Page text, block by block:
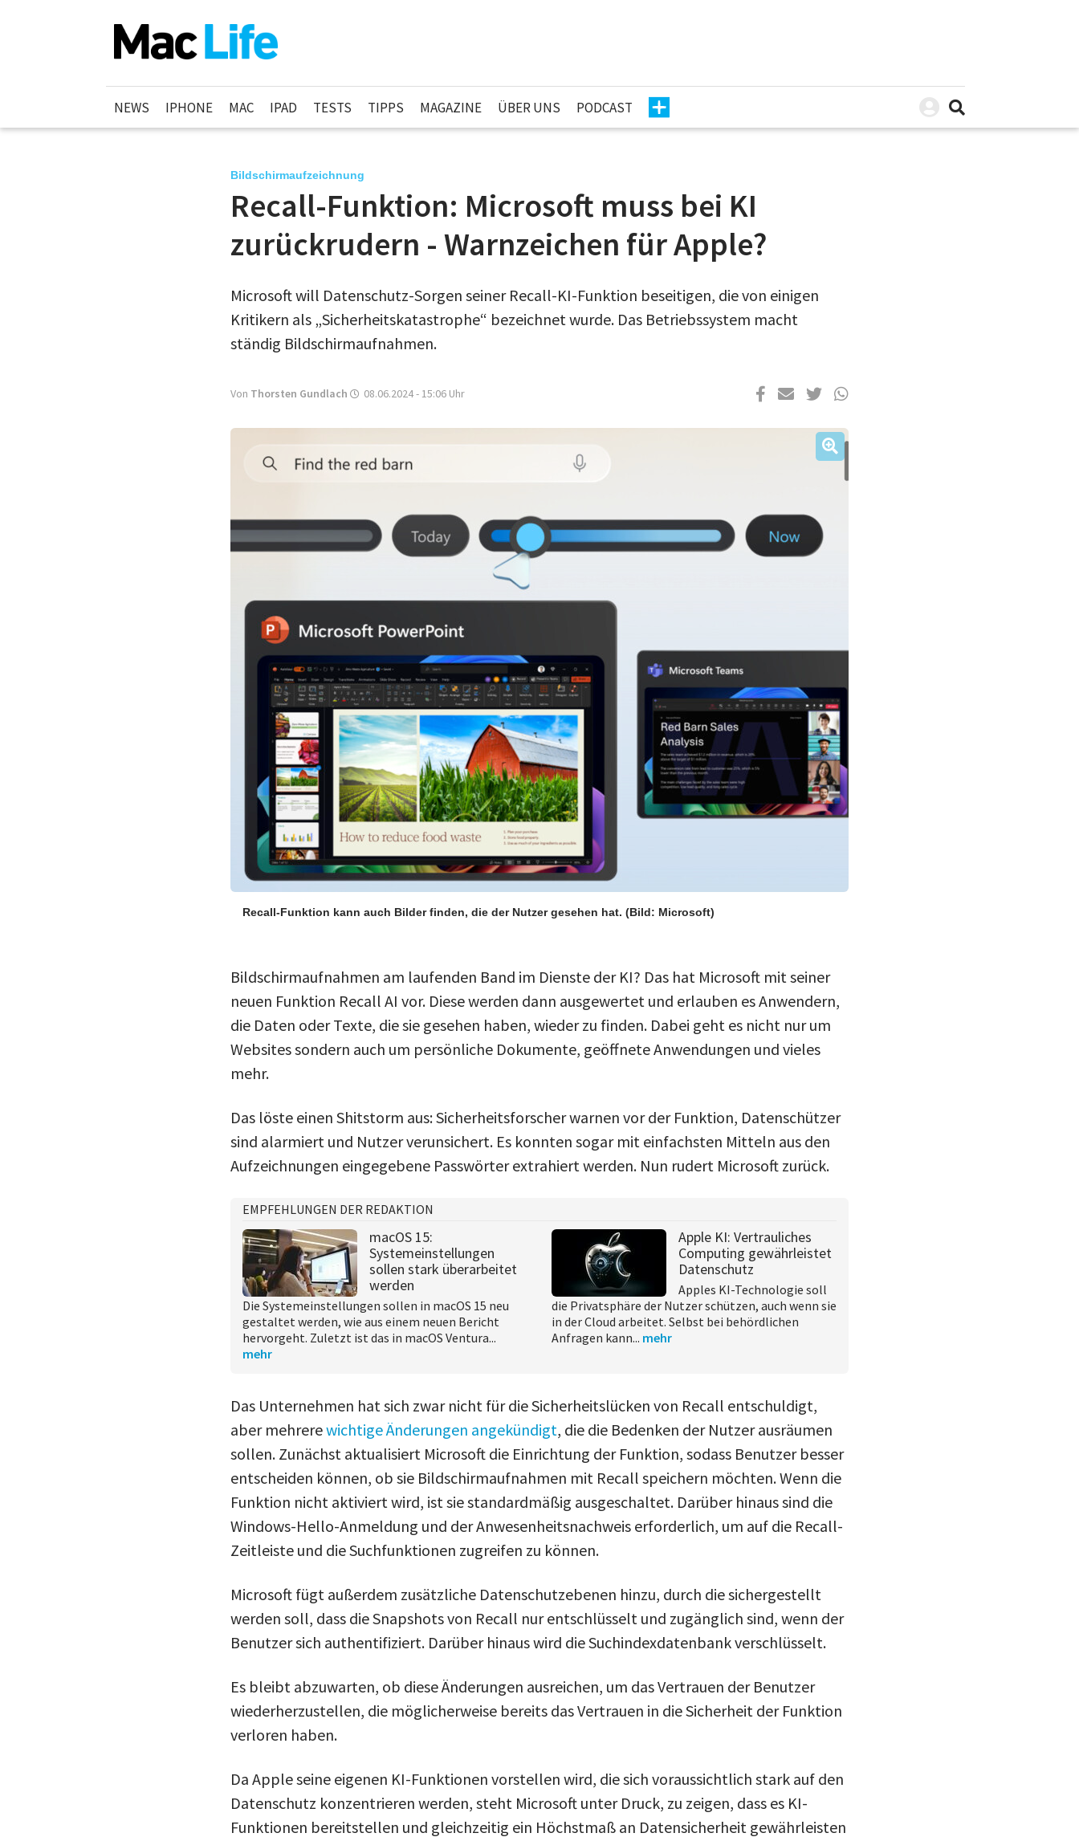
NEWS IPHONE MAC IPAD TESTS TIPPS MAGAZINE ÜBER UNS PODCAST
Bildschirmaufzeichnung
Recall-Funktion: Microsoft muss bei KI
zurückrudern - Warnzeichen für Apple?
Microsoft will Datenschutz-Sorgen seiner Recall-KI-Funktion beseitigen, die von einigen
Kritikern als „Sicherheitskatastrophe“ bezeichnet wurde. Das Betriebssystem macht
ständig Bildschirmaufnahmen.
Von Thorsten Gundlach 08.06.2024 - 15:06 Uhr
Recall-Funktion kann auch Bilder finden, die der Nutzer gesehen hat. (Bild: Microsoft)
Bildschirmaufnahmen am laufenden Band im Dienste der KI? Das hat Microsoft mit seiner
neuen Funktion Recall AI vor. Diese werden dann ausgewertet und erlauben es Anwendern,
die Daten oder Texte, die sie gesehen haben, wieder zu finden. Dabei geht es nicht nur um
Websites sondern auch um persönliche Dokumente, geöffnete Anwendungen und vieles
mehr.
Das löste einen Shitstorm aus: Sicherheitsforscher warnen vor der Funktion, Datenschützer
sind alarmiert und Nutzer verunsichert. Es konnten sogar mit einfachsten Mitteln aus den
Aufzeichnungen eingegebene Passwörter extrahiert werden. Nun rudert Microsoft zurück.
EMPFEHLUNGEN DER REDAKTION
macOS 15:
Systemeinstellungen
sollen stark überarbeitet
werden
Die Systemeinstellungen sollen in macOS 15 neu
gestaltet werden, wie aus einem neuen Bericht
hervorgeht. Zuletzt ist das in macOS Ventura...
mehr
Apple KI: Vertrauliches
Computing gewährleistet
Datenschutz
Apples KI-Technologie soll
die Privatsphäre der Nutzer schützen, auch wenn sie
in der Cloud arbeitet. Selbst bei behördlichen
Anfragen kann... mehr
Das Unternehmen hat sich zwar nicht für die Sicherheitslücken von Recall entschuldigt,
aber mehrerewichtige Änderungen angekündigt, die die Bedenken der Nutzer ausräumen
sollen. Zunächst aktualisiert Microsoft die Einrichtung der Funktion, sodass Benutzer besser
entscheiden können, ob sie Bildschirmaufnahmen mit Recall speichern möchten. Wenn die
Funktion nicht aktiviert wird, ist sie standardmäßig ausgeschaltet. Darüber hinaus sind die
Windows-Hello-Anmeldung und der Anwesenheitsnachweis erforderlich, um auf die Recall-
Zeitleiste und die Suchfunktionen zugreifen zu können.
Microsoft fügt außerdem zusätzliche Datenschutzebenen hinzu, durch die sichergestellt
werden soll, dass die Snapshots von Recall nur entschlüsselt und zugänglich sind, wenn der
Benutzer sich authentifiziert. Darüber hinaus wird die Suchindexdatenbank verschlüsselt.
Es bleibt abzuwarten, ob diese Änderungen ausreichen, um das Vertrauen der Benutzer
wiederherzustellen, die möglicherweise bereits das Vertrauen in die Sicherheit der Funktion
verloren haben.
Da Apple seine eigenen KI-Funktionen vorstellen wird, die sich voraussichtlich stark auf den
Datenschutz konzentrieren werden, steht Microsoft unter Druck, zu zeigen, dass es KI-
Funktionen bereitstellen und gleichzeitig ein Höchstmaß an Datensicherheit gewährleisten